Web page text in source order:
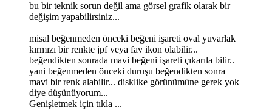
bu bir teknik sorun değil ama görsel grafik olarak bir
değişim yapabilirsiniz...
misal beğenmeden önceki beğeni işareti oval yuvarlak
kırmızı bir renkte jpf veya fav ikon olabilir...
beğendikten sonrada mavi beğeni işareti çıkarıla bilir..
yani beğenmeden önceki duruşu beğendikten sonra
mavi bir renk alabilir... disklike görünümüne gerek yok
diye düşünüyorum...
Genişletmek için tıkla ...